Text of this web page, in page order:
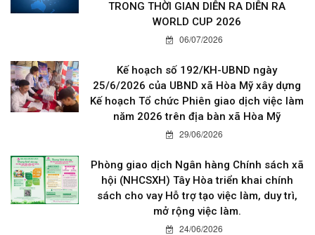
TRONG THỜI GIAN DIỄN RA DIỄN RA
WORLD CUP 2026
06/07/2026
Kế hoạch số 192/KH-UBND ngày
25/6/2026 của UBND xã Hòa Mỹ xây dựng
Kế hoạch Tổ chức Phiên giao dịch việc làm
năm 2026 trên địa bàn xã Hòa Mỹ
29/06/2026
Phòng giao dịch Ngân hàng Chính sách xã
hội (NHCSXH) Tây Hòa triển khai chính
sách cho vay Hỗ trợ tạo việc làm, duy trì,
mở rộng việc làm.
24/06/2026